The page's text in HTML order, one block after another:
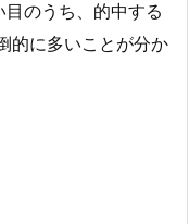
のうち、的中する
的に多いことが分か